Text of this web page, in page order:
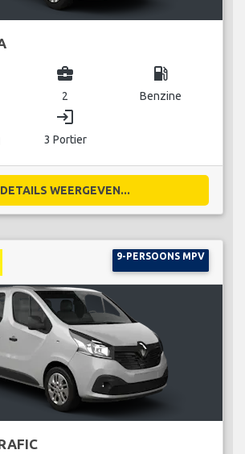
business_center
2
local_gas_station
Benzine
login
3 Portier
DETAILS WEERGEVEN...
9-PERSOONS MPV